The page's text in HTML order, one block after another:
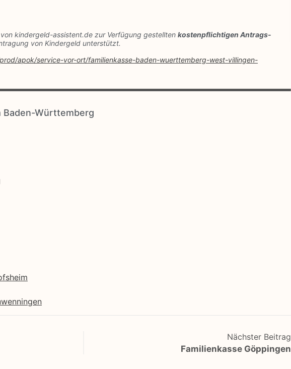
kindergeld-assistent.de zur Verfügung gestellten kostenpflichtigen Antrags-
von Kindergeld unterstützt.
apok/service-vor-ort/familienkasse-baden-wuerttemberg-west-villingen-
Baden-Württemberg
Nächster Beitrag
Familienkasse Göppingen